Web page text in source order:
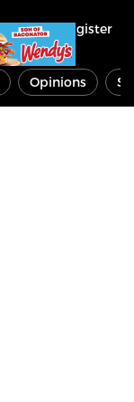
Register
Opinions